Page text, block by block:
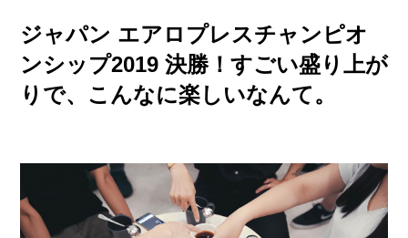
ジャパン エアロプレスチャンピオ
ンシップ2019 決勝！すごい盛り上が
りで、こんなに楽しいなんて。